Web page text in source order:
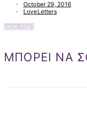
October 29, 2016
LoveLetters
VIEW POST
ΜΠΟΡΕΙ ΝΑ